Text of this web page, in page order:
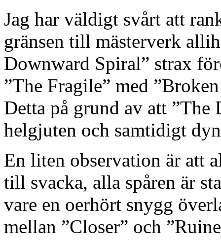
Jag har väldigt svårt att
gränsen till mästerverk
Downward Spiral” strax
”The Fragile” med
Detta på grund av att ”The
helgjuten och samtidigt
En liten observation är att
till svacka, alla spåren är
vare en oerhört snygg
mellan ”Closer” och